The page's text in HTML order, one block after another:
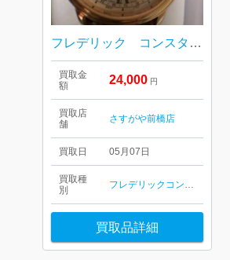
フレデリック コンスタント腕時計
買取金
額
24,000 円
買取店
舗
さすがや前橋店
買取日 05月07日
買取種
別
フレデリックコンスタント
買取品詳細